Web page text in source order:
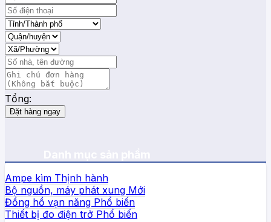
Tổng:
Đặt hàng ngay
Ampe kìm
Bộ nguồn, máy phát xung
Đồng hồ vạn năng
Thiết bị đo điện trở